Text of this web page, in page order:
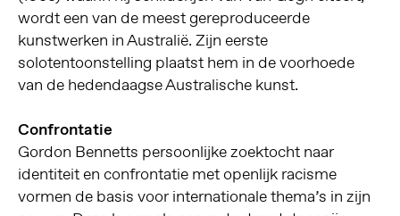
wordt een van de meest gereproduceerde
kunstwerken in Australië. Zijn eerste
solotentoonstelling plaatst hem in de voorhoede
van de hedendaagse Australische kunst.
Confrontatie
Gordon Bennetts persoonlijke zoektocht naar
identiteit en confrontatie met openlijk racisme
vormen de basis voor internationale thema’s in zijn